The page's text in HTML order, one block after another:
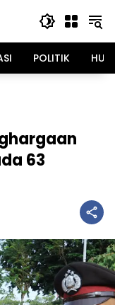
POLITIK
63